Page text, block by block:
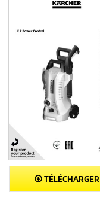
TÉLÉCHARGER